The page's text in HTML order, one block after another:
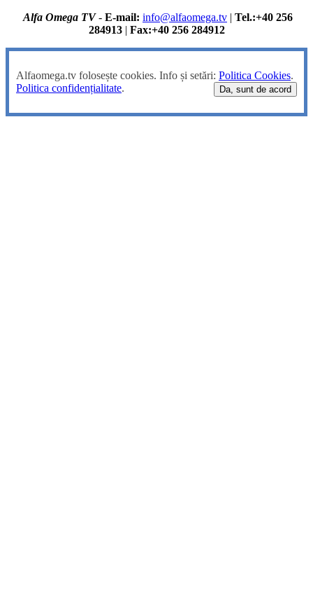
Alfa Omega TV- E-mail: info@alfaomega.tv | Tel.:+40 256
284913| Fax:+40 256 284912
Alfaomega.tv folosește cookies. Info și setări: Politica Cookies.
Politica confidențialitate. Da, sunt de acord